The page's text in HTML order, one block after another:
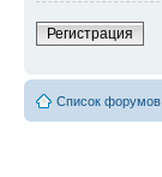
Регистрация
Список форумов